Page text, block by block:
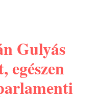
Gulyás
egészen